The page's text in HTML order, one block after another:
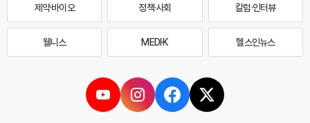
제약·바이오 정책·사회 칼럼·인터뷰
웰니스 MEDI·K 헬스인뉴스